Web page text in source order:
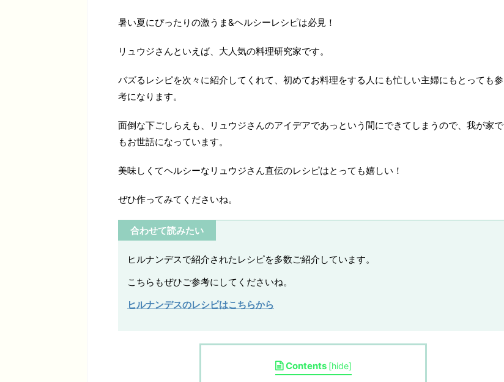
暑い夏にぴったりの激うま&ヘルシーレシピは必見！
リュウジさんといえば、大人気の料理研究家です。
バズるレシピを次々に紹介してくれて、初めてお料理をする人にも忙しい主婦にもとっても参
考になります。
面倒な下ごしらえも、リュウジさんのアイデアであっという間にできてしまうので、我が家で
もお世話になっています。
美味しくてヘルシーなリュウジさん直伝のレシピはとっても嬉しい！
ぜひ作ってみてくださいね。
合わせて読みたい
ヒルナンデスで紹介されたレシピを多数ご紹介しています。
こちらもぜひご参考にしてくださいね。
ヒルナンデスのレシピはこちらから
Contents [hide]